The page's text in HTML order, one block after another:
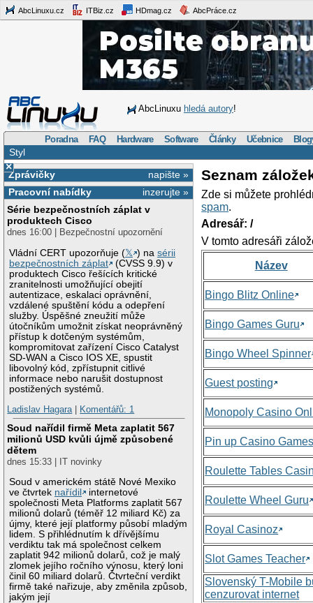
AbcLinuxu.cz ITBiz.cz HDmag.cz AbcPráce.cz
AbcLinuxu hledá autory!
Poradna FAQ Hardware Software Články Učebnice
Styl
×
napište »
Zprávičky
inzerujte »
Pracovní nabídky
Série bezpečnostních záplat v
produktech Cisco
dnes 16:00 | Bezpečnostní upozornění
Vládní CERT upozorňuje (𝕏 ) nasérii
bezpečnostních záplat
(CVSS 9.9) v
produktech Cisco řešících kritické
zranitelnosti umožňující obejití
autentizace, eskalaci oprávnění,
vzdálené spuštění kódu a odepření
služby. Úspěšné zneužití může
útočníkům umožnit získat neoprávněný
přístup k dotčeným systémům,
kompromitovat zařízení Cisco Catalyst
SD-WAN a Cisco IOS XE, spustit
libovolný kód, zpřístupnit citlivé
informace nebo narušit dostupnost
postižených systémů.
Ladislav Hagara| Komentářů: 1
Soud nařídil firmě Meta zaplatit 567
milionů USD kvůli újmě způsobené
dětem
dnes 15:33 | IT novinky
Soud v americkém státě Nové Mexiko
ve čtvrtek nařídil
internetové
společnosti Meta Platforms zaplatit 567
milionů dolarů (téměř 12 miliard Kč) za
újmy, které její platformy působí mladým
lidem. S přihlédnutím k dřívějšímu
verdiktu tak má společnost celkem
zaplatit 942 milionů dolarů, což je malý
zlomek jejího ročního výnosu, který loni
činil 60 miliard dolarů. Čtvrteční verdikt
firmě také nařizuje, aby změnila způsob,
jakým její
Seznam
Zde si můžete
spam.
Adresář: /
V tomto adresáři
Název
Bingo Blitz Online
Bingo Games Guru
Bingo Wheel Spinner
Guest posting
Monopoly Casino
Pin up Casino
Roulette Tables
Roulette Wheel Guru
Royal Casinoz
Slot Games Teacher
Slovenský T-Mobile
cenzurovat internet